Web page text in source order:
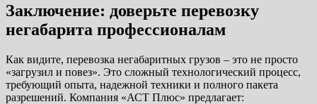
Заключение: доверьте перевозку
негабарита профессионалам
Как видите, перевозка негабаритных грузов – это не просто
«загрузил и повез». Это сложный технологический процесс,
требующий опыта, надежной техники и полного пакета
разрешений. Компания «АСТ Плюс» предлагает: